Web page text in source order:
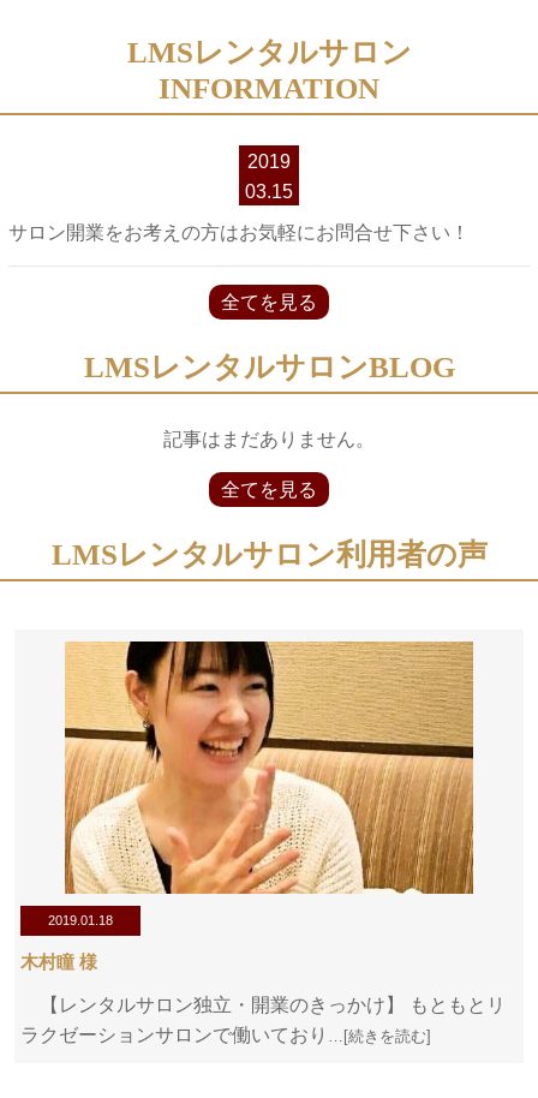
LMSレンタルサロン
INFORMATION
2019
03.15
サロン開業をお考えの方はお気軽にお問合せ下さい！
全てを見る
LMSレンタルサロンBLOG
記事はまだありません。
全てを見る
LMSレンタルサロン利用者の声
2019.01.18
木村瞳 様
【レンタルサロン独立・開業のきっかけ】 もともとリ
ラクゼーションサロンで働いており
…[続きを読む]